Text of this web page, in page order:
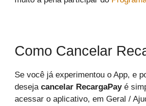
Como Cancelar
Se você já experimentou o App, e
deseja cancelar RecargaPayé
acessar o aplicativo, em Geral /